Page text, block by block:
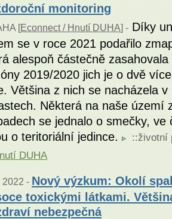
monitoring
[Econnect / Hnutí DUHA] - Díky
se v roce 2021 podařilo
alespoň částečně
2019/2020 jich je o dvě
Většina z nich se nacházela
Některá na naše území
se jednalo o smečky,
o teritoriální jedince.
::životní
DUHA
2022 - Nový výzkum: Okolí
toxickými látkami.
nebezpečná